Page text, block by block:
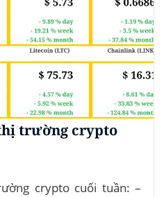
trường crypto
crypto cuối tuần: –